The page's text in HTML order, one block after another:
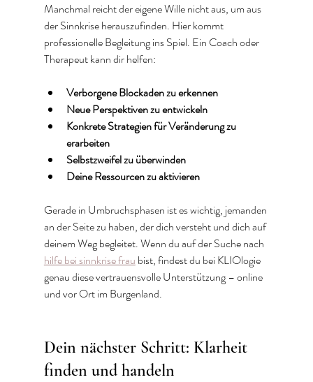
Manchmal reicht der eigene Wille nicht aus, um aus
der Sinnkrise herauszufinden. Hier kommt
professionelle Begleitung ins Spiel. Ein Coach oder
Therapeut kann dir helfen:
Verborgene Blockaden zu erkennen
Neue Perspektiven zu entwickeln
Konkrete Strategien für Veränderung zu
erarbeiten
Selbstzweifel zu überwinden
Deine Ressourcen zu aktivieren
Gerade in Umbruchsphasen ist es wichtig, jemanden
an der Seite zu haben, der dich versteht und dich auf
deinem Weg begleitet. Wenn du auf der Suche nach
hilfe bei sinnkrise frau bist, findest du bei KLIOlogie
genau diese vertrauensvolle Unterstützung – online
und vor Ort im Burgenland.
Dein nächster Schritt: Klarheit
finden und handeln